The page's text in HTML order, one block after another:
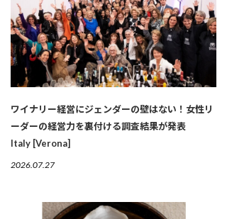
ワイナリー経営にジェンダーの壁はない！女性リ
ーダーの経営力を裏付ける調査結果が発表
Italy [Verona]
2026.07.27